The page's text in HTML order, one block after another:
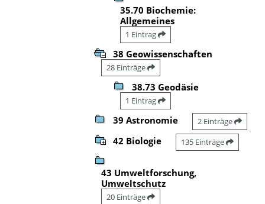
35.70 Biochemie:
Allgemeines
1 Eintrag
38 Geowissenschaften
28 Einträge
38.73 Geodäsie
1 Eintrag
39 Astronomie 2 Einträge
42 Biologie 135 Einträge
43 Umweltforschung,
Umweltschutz
20 Einträge